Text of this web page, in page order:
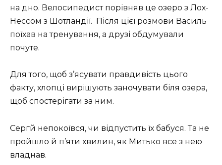
на дно. Велосипедист порівняв це озеро з Лох-
Нессом з Шотландії. Після цієї розмови Василь
поїхав на тренування, а друзі обдумували
почуте.
Для того, щоб з’ясувати правдивість цього
факту, хлопці вирішують заночувати біля озера,
щоб спостерігати за ним.
Сергй непокоївся, чи відпустить їх бабуся. Та не
пройшло й п’яти хвилин, як Митько все з нею
владнав.